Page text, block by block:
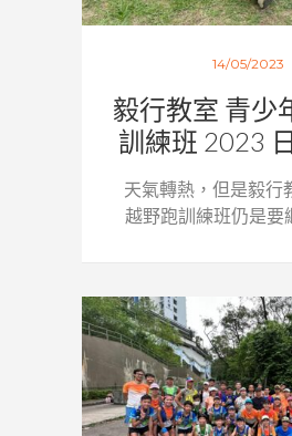
14/05/2023
毅行教室 青少
訓練班 2023
天氣轉熱，但是毅行
越野跑訓練班仍是要